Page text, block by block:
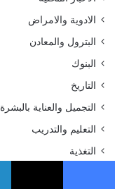
الادوية والامراض
البترول والمعادن
البنوك
التاريخ
التجميل والعناية بالبشرة
التعليم والتدريب
التغذية